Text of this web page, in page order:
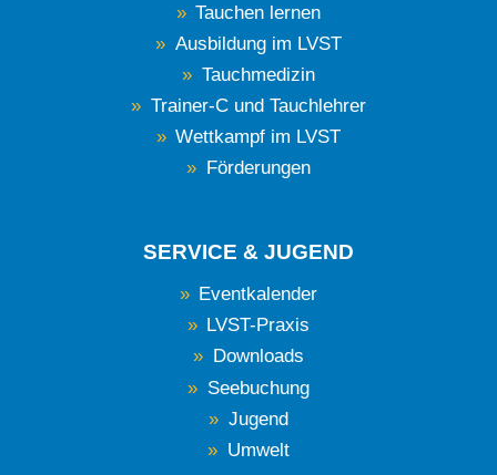
Tauchen lernen
Ausbildung im LVST
Tauchmedizin
Trainer-C und Tauchlehrer
Wettkampf im LVST
Förderungen
SERVICE & JUGEND
Eventkalender
LVST-Praxis
Downloads
Seebuchung
Jugend
Umwelt